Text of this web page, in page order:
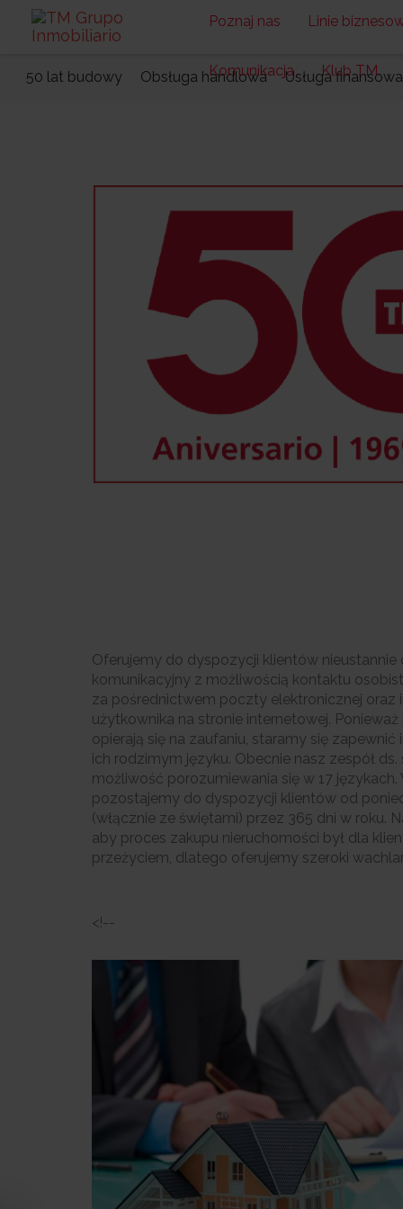
Poznaj nas Linie
Komunikacja Klub TM
50 lat budowy Obsługa handlowa Usługa
Oferujemy do dyspozycji klientów nieustannie
komunikacyjny z możliwością kontaktu
za pośrednictwem poczty elektronicznej oraz
użytkownika na stronie internetowej.
opierają się na zaufaniu, staramy się zapewnić
ich rodzimym języku. Obecnie nasz zespół
możliwość porozumiewania się w 17 językach.
pozostajemy do dyspozycji klientów od
(włącznie ze świętami) przez 365 dni w roku.
aby proces zakupu nieruchomości był dla
przeżyciem, dlatego oferujemy szeroki
<!--